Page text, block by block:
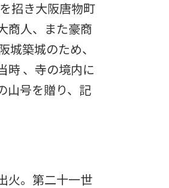
招き大阪唐物町
商人、また豪商
築城のため、
時 、寺の境内に
山号を贈り、記
火。第二十一世